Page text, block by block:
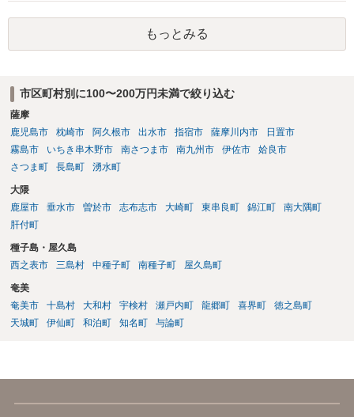
話をしてから、こちらも法律相談で１度弁護士に相談する方法もあり
ますので。 一番安全なのは弁護士に示談交渉の依頼をする方法です
が、ご事情あるようであれば ご自身で対応する方法もご検討いただい
てもいいかもしれません。
もっとみる
市区町村別に100〜200万円未満で絞り込む
薩摩
鹿児島市
枕崎市 阿久根市 出水市 指宿市 薩摩川内市
日置市
霧島市
いちき串木野市 南さつま市 南九州市 伊佐市
姶良市
さつま町
長島町 湧水町
大隈
鹿屋市
垂水市 曽於市 志布志市 大崎町 東串良町 錦江町
南大隅町
肝付町
種子島・屋久島
西之表市
三島村 中種子町 南種子町 屋久島町
奄美
奄美市
十島村 大和村 宇検村 瀬戸内町 龍郷町 喜界町
徳之島町
天城町
伊仙町 和泊町 知名町 与論町